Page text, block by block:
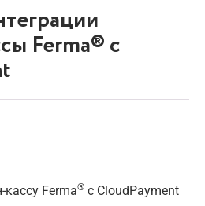
Ferma® с
кассу Ferma® с CloudPayment